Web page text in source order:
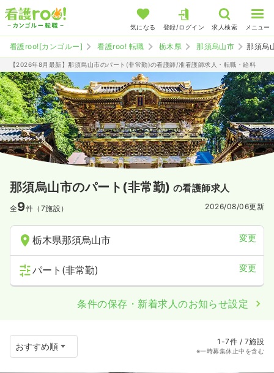
気になる 登録/ログイン 求人検索 メニュー
看護roo![カンゴルー] 看護roo! 転職 栃木県 那須烏山市 那須烏
【2026年8月最新】那須烏山市のパート(非常勤)の看護師/准看護師求人・転職・給料
那須烏山市のパート(非常勤) の看護師求人
全9件（7施設） 2026/08/06更新
栃木県那須烏山市 変更
パート(非常勤) 変更
条件の保存・新着求人のお知らせ設定
1-7件 / 7施設
※一時募集休止中を含む